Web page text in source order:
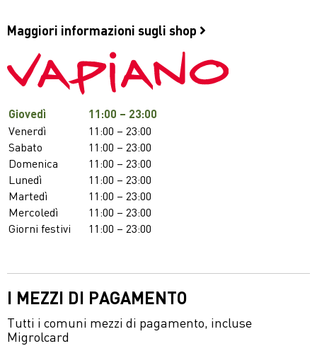
Maggiori informazioni sugli shop
Giovedì 11:00 – 23:00
Venerdì
11:00 – 23:00
Sabato
11:00 – 23:00
Domenica
11:00 – 23:00
Lunedì
11:00 – 23:00
Martedì
11:00 – 23:00
Mercoledì
11:00 – 23:00
Giorni festivi
11:00 – 23:00
I MEZZI DI PAGAMENTO
Tutti i comuni mezzi di pagamento, incluse
Migrolcard